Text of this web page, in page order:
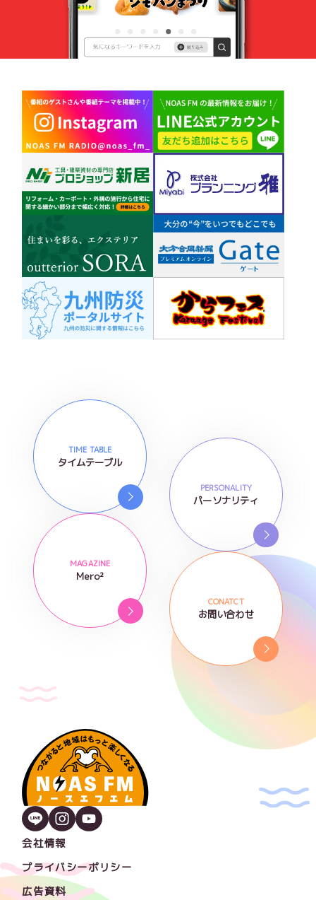
TIME TABLE
タイムテーブル
PERSONALITY
パーソナリティ
MAGAZINE
Mero²
CONATCT
お問い合わせ
会社情報
プライバシーポリシー
広告資料